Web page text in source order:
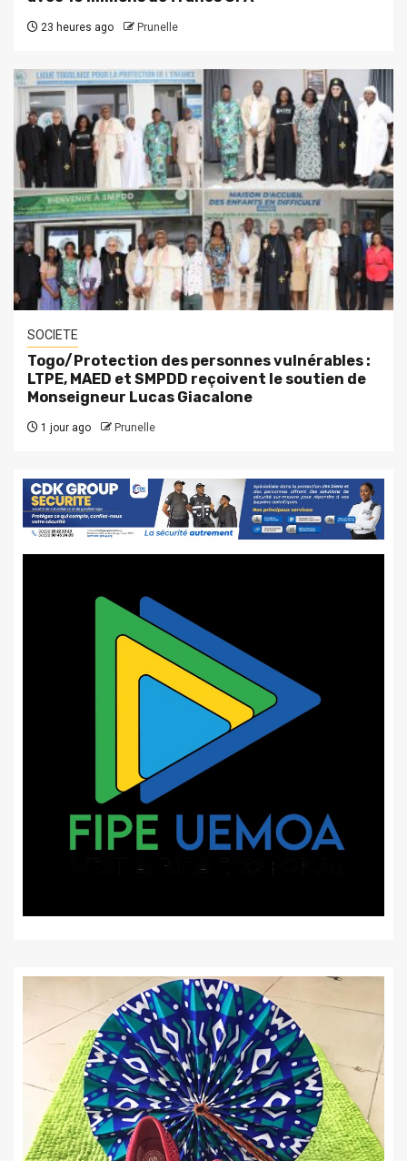
23 heures ago Prunelle
SOCIETE
Togo/Protection des personnes vulnérables :
LTPE, MAED et SMPDD reçoivent le soutien de
Monseigneur Lucas Giacalone
1 jour ago Prunelle